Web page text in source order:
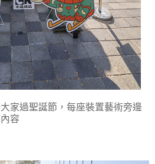
家過聖誕節，每座裝置藝術旁邊
容